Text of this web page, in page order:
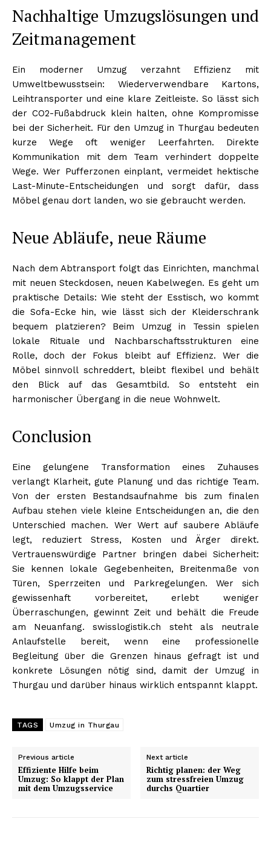
Nachhaltige Umzugslösungen und
Zeitmanagement
Ein moderner Umzug verzahnt Effizienz mit
Umweltbewusstsein: Wiederverwendbare Kartons,
Leihtransporter und eine klare Zeitleiste. So lässt sich
der CO2-Fußabdruck klein halten, ohne Kompromisse
bei der Sicherheit. Für den Umzug in Thurgau bedeuten
kurze Wege oft weniger Leerfahrten. Direkte
Kommunikation mit dem Team verhindert doppelte
Wege. Wer Pufferzonen einplant, vermeidet hektische
Last-Minute-Entscheidungen und sorgt dafür, dass
Möbel genau dort landen, wo sie gebraucht werden.
Neue Abläufe, neue Räume
Nach dem Abtransport folgt das Einrichten, manchmal
mit neuen Steckdosen, neuen Kabelwegen. Es geht um
praktische Details: Wie steht der Esstisch, wo kommt
die Sofa-Ecke hin, wie lässt sich der Kleiderschrank
bequem platzieren? Beim Umzug in Tessin spielen
lokale Rituale und Nachbarschaftsstrukturen eine
Rolle, doch der Fokus bleibt auf Effizienz. Wer die
Möbel sinnvoll schreddert, bleibt flexibel und behält
den Blick auf das Gesamtbild. So entsteht ein
harmonischer Übergang in die neue Wohnwelt.
Conclusion
Eine gelungene Transformation eines Zuhauses
verlangt Klarheit, gute Planung und das richtige Team.
Von der ersten Bestandsaufnahme bis zum finalen
Aufbau stehen viele kleine Entscheidungen an, die den
Unterschied machen. Wer Wert auf saubere Abläufe
legt, reduziert Stress, Kosten und Ärger direkt.
Vertrauenswürdige Partner bringen dabei Sicherheit:
Sie kennen lokale Gegebenheiten, Breitenmaße von
Türen, Sperrzeiten und Parkregelungen. Wer sich
gewissenhaft vorbereitet, erlebt weniger
Überraschungen, gewinnt Zeit und behält die Freude
am Neuanfang. swisslogistik.ch steht als neutrale
Anlaufstelle bereit, wenn eine professionelle
Begleitung über die Grenzen hinaus gefragt ist und
konkrete Lösungen nötig sind, damit der Umzug in
Thurgau und darüber hinaus wirklich entspannt klappt.
TAGS Umzug in Thurgau
Previous article
Effiziente Hilfe beim
Umzug: So klappt der Plan
mit dem Umzugsservice
Next article
Richtig planen: der Weg
zum stressfreien Umzug
durchs Quartier